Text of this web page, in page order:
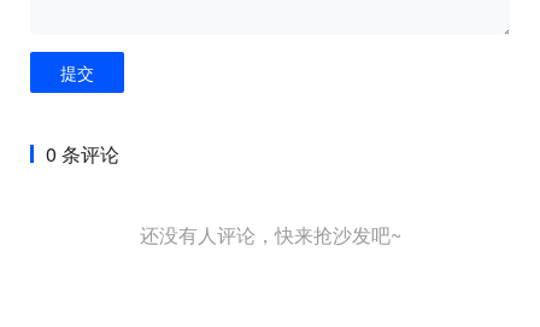
提交
0 条评论
还没有人评论，快来抢沙发吧~